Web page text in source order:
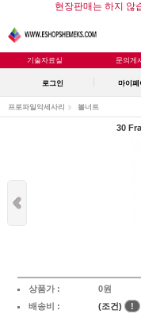
현장판매는 하지 않
기술자료실 문의게
로그인 마이페
프로파일악세사리 볼너트
30
상품가 :
0원
배송비 :
(조건) !